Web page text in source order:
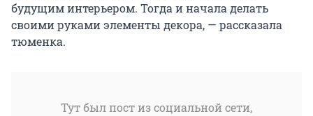
будущим интерьером. Тогда и начала делать
своими руками элементы декора, — рассказала
тюменка.
Тут был пост из социальной сети,